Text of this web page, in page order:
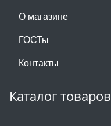
О магазине
ГОСТы
Контакты
Каталог товаров